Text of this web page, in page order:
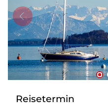
Bus mieten
Katalog anfordern
Uber uns
Reisetermin